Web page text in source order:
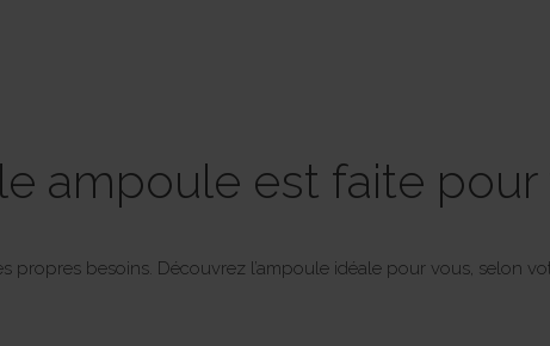
ampoule est faite pour
propres besoins. Découvrez l’ampoule idéale pour vous, selon